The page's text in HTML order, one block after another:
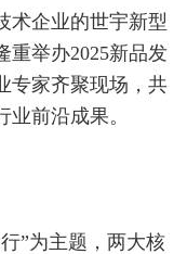
术企业的世宇新型
重举办2025新品发
专家齐聚现场，共
前沿成果。
”为主题，两大核